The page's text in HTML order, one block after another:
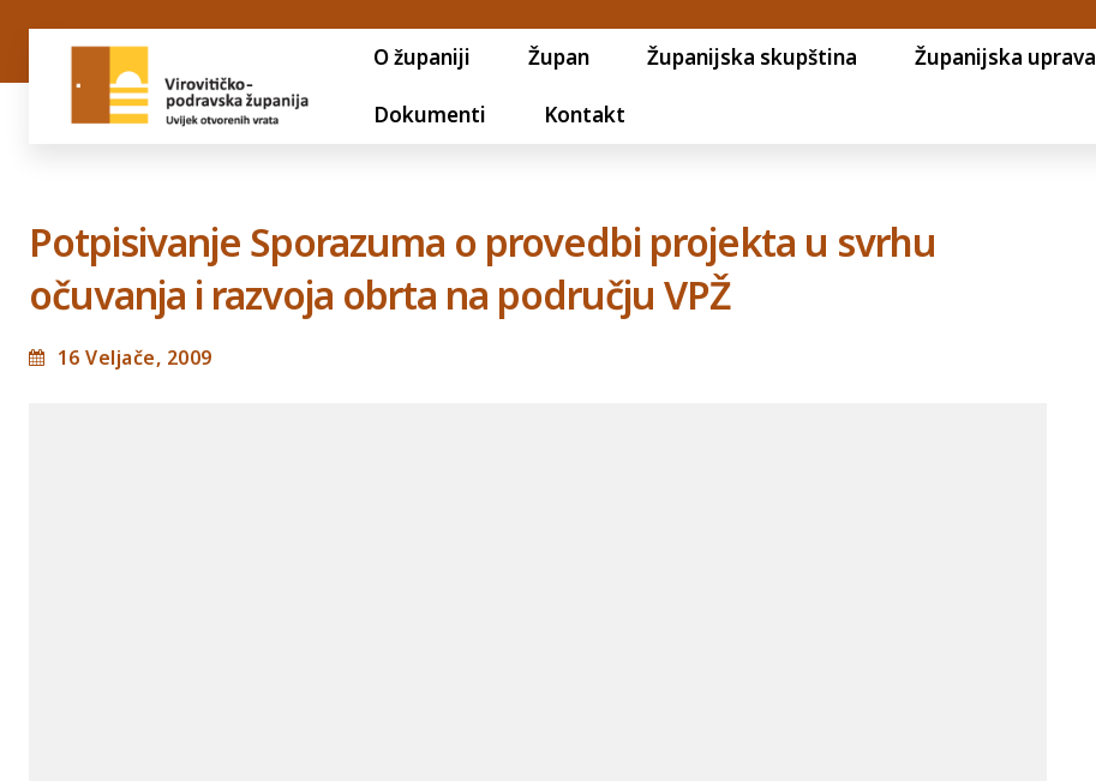
O županiji Župan Županijska skupština Županijska uprava
Dokumenti Kontakt
Potpisivanje Sporazuma o provedbi projekta u svrhu
očuvanja i razvoja obrta na području VPŽ
16 Veljače, 2009